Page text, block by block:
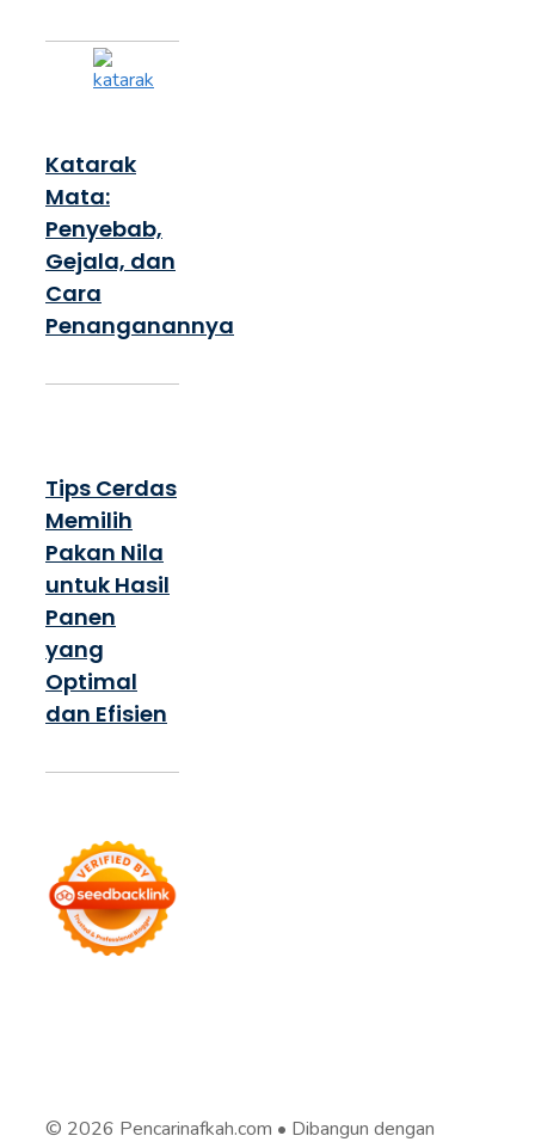
Katarak
Mata:
Penyebab,
Gejala, dan
Cara
Penanganannya
Tips Cerdas
Memilih
Pakan Nila
untuk Hasil
Panen
yang
Optimal
dan Efisien
© 2026 Pencarinafkah.com • Dibangun dengan